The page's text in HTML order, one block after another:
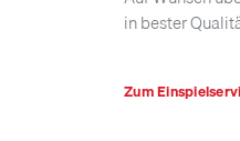
in bester
Zum